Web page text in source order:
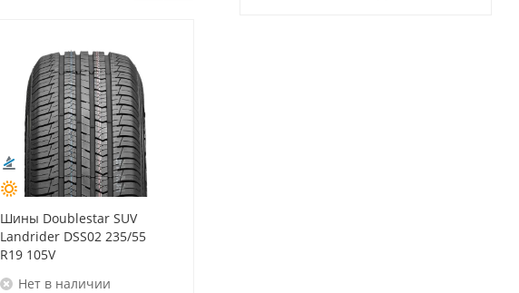
Шины Doublestar SUV
Landrider DSS02 235/55
R19 105V
Нет в наличии